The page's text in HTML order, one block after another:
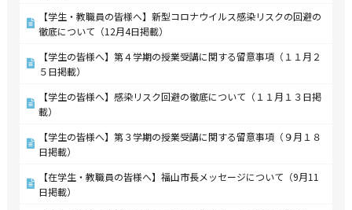
【学生・教職員の皆様へ】新型コロナウイルス感染リスクの回避の
徹底について（12月4日掲載）
【学生の皆様へ】第４学期の授業受講に関する留意事項（１１月２
５日掲載）
【学生の皆様へ】感染リスク回避の徹底について（１１月１３日掲
載）
【学生の皆様へ】第３学期の授業受講に関する留意事項（９月１８
日掲載）
【在学生・教職員の皆様へ】福山市長メッセージについて（9月11
日掲載）